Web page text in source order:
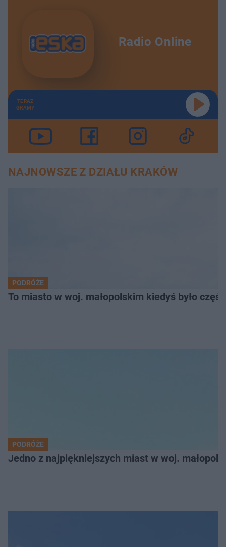
Radio Online
TERAZ
GRAMY
NAJNOWSZE Z DZIAŁU KRAKÓW
PODRÓŻE
To miasto w woj. małopolskim kiedyś było
PODRÓŻE
Jedno z najpiękniejszych miast w woj.